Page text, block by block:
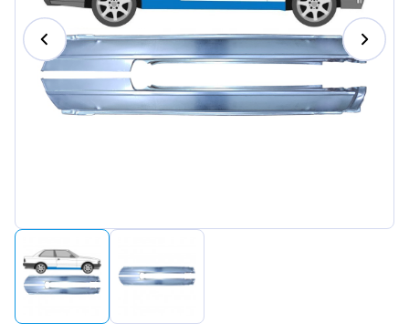
Magyar
Lietuvių
Hrvatski
Português